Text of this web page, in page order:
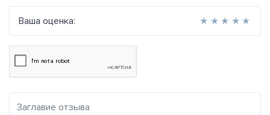
Ваша оценка: ★
★
★
★
★